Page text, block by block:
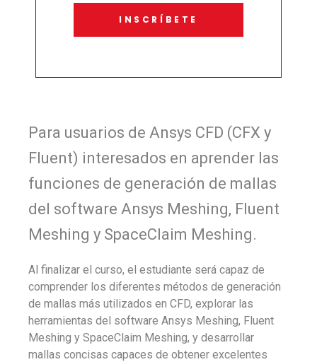
INSCRÍBETE
Para usuarios de Ansys CFD (CFX y
Fluent) interesados ​​en aprender las
funciones de generación de mallas
del software Ansys Meshing, Fluent
Meshing y SpaceClaim Meshing.
Al finalizar el curso, el estudiante será capaz de
comprender los diferentes métodos de generación
de mallas más utilizados en CFD, explorar las
herramientas del software Ansys Meshing, Fluent
Meshing y SpaceClaim Meshing, y desarrollar
mallas concisas capaces de obtener excelentes